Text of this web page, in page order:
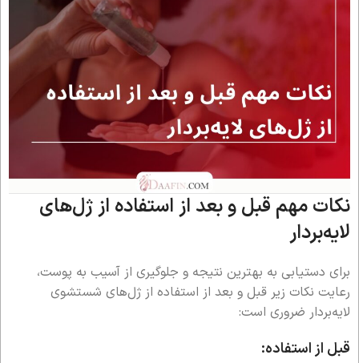
نکات مهم قبل و بعد از استفاده از ژل‌های
لایه‌بردار
برای دستیابی به بهترین نتیجه و جلوگیری از آسیب به پوست،
رعایت نکات زیر قبل و بعد از استفاده از ژل‌های شستشوی
لایه‌بردار ضروری است:
قبل از استفاده: